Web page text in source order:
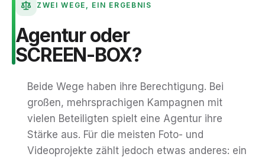
ZWEI WEGE, EIN ERGEBNIS
Agentur oder
SCREEN-BOX?
Beide Wege haben ihre Berechtigung. Bei
großen, mehrsprachigen Kampagnen mit
vielen Beteiligten spielt eine Agentur ihre
Stärke aus. Für die meisten Foto- und
Videoprojekte zählt jedoch etwas anderes: ein